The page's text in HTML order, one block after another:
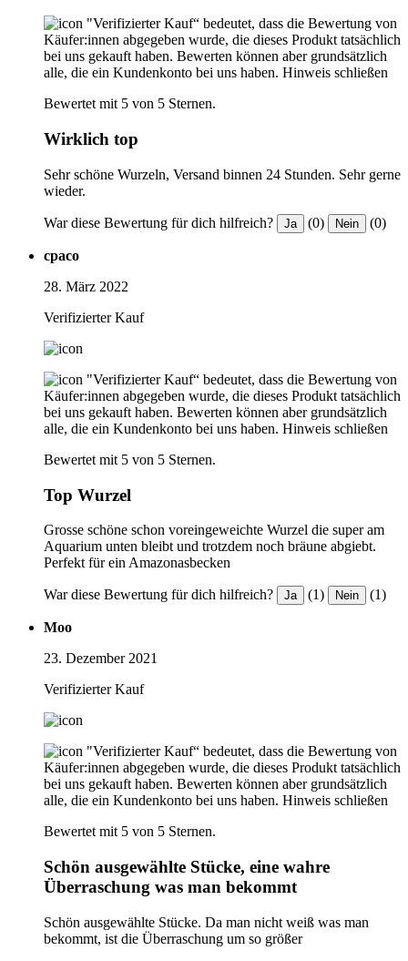
"Verifizierter Kauf“ bedeutet, dass die Bewertung von
Käufer:innen abgegeben wurde, die dieses Produkt tatsächlich
bei uns gekauft haben. Bewerten können aber grundsätzlich
alle, die ein Kundenkonto bei uns haben. Hinweis schließen
Bewertet mit 5 von 5 Sternen.
Wirklich top
Sehr schöne Wurzeln, Versand binnen 24 Stunden. Sehr gerne
wieder.
War diese Bewertung für dich hilfreich? Ja (0) Nein (0)
cpaco
28. März 2022
Verifizierter Kauf
"Verifizierter Kauf“ bedeutet, dass die Bewertung von
Käufer:innen abgegeben wurde, die dieses Produkt tatsächlich
bei uns gekauft haben. Bewerten können aber grundsätzlich
alle, die ein Kundenkonto bei uns haben. Hinweis schließen
Bewertet mit 5 von 5 Sternen.
Top Wurzel
Grosse schöne schon voreingeweichte Wurzel die super am
Aquarium unten bleibt und trotzdem noch bräune abgiebt.
Perfekt für ein Amazonasbecken
War diese Bewertung für dich hilfreich? Ja (1) Nein (1)
Moo
23. Dezember 2021
Verifizierter Kauf
"Verifizierter Kauf“ bedeutet, dass die Bewertung von
Käufer:innen abgegeben wurde, die dieses Produkt tatsächlich
bei uns gekauft haben. Bewerten können aber grundsätzlich
alle, die ein Kundenkonto bei uns haben. Hinweis schließen
Bewertet mit 5 von 5 Sternen.
Schön ausgewählte Stücke, eine wahre
Überraschung was man bekommt
Schön ausgewählte Stücke. Da man nicht weiß was man
bekommt, ist die Überraschung um so größer